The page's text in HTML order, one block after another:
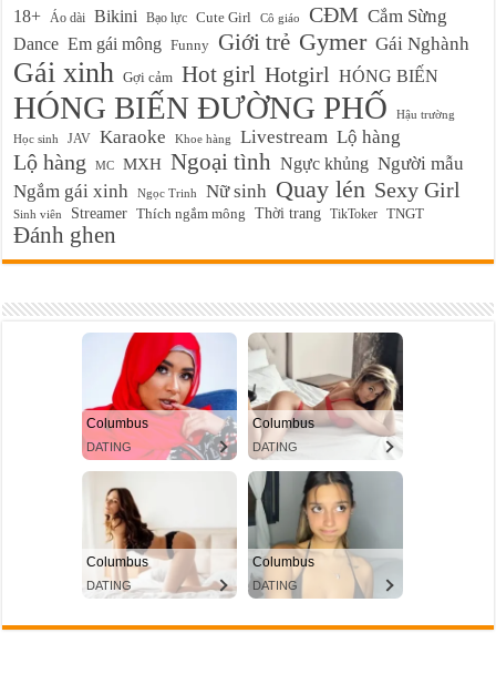
18+ Áo dài Bikini Bạo lực Cute Girl Cô giáo CĐM Cắm Sừng
Dance Em gái mông Funny Giới trẻ Gymer Gái Nghành
Gái xinh Gợi cảm Hot girl Hotgirl HÓNG BIẾN
HÓNG BIẾN ĐƯỜNG PHỐ
Hậu trường
Học sinh
JAV Karaoke Khoe hàng Livestream Lộ hàng
Lộ hàng MC MXH Ngoại tình Ngực khủng Người mẫu
Ngắm gái xinh
Ngọc Trinh Nữ sinh Quay lén Sexy Girl
Sinh viên Streamer Thích ngắm mông Thời trang TikToker TNGT
Đánh ghen